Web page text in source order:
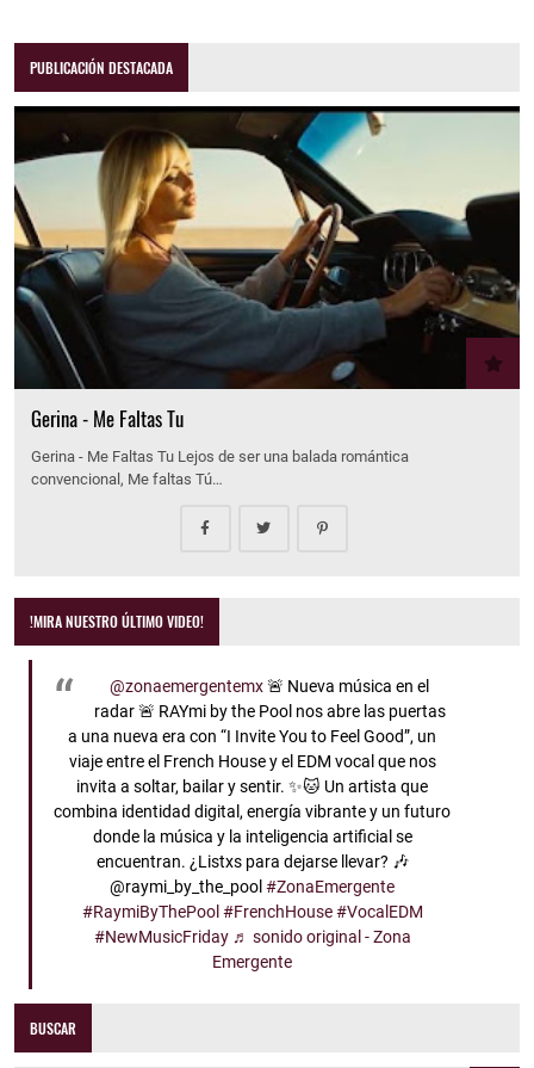
PUBLICACIÓN DESTACADA
Gerina - Me Faltas Tu
Gerina - Me Faltas Tu Lejos de ser una balada romántica
convencional, Me faltas Tú…
!MIRA NUESTRO ÚLTIMO VIDEO!
@zonaemergentemx🚨 Nueva música en el
radar 🚨 RAYmi by the Pool nos abre las puertas
a una nueva era con “I Invite You to Feel Good”, un
viaje entre el French House y el EDM vocal que nos
invita a soltar, bailar y sentir. ✨🐱 Un artista que
combina identidad digital, energía vibrante y un futuro
donde la música y la inteligencia artificial se
encuentran. ¿Listxs para dejarse llevar? 🎶
@raymi_by_the_pool#ZonaEmergente
#RaymiByThePool #FrenchHouse #VocalEDM
#NewMusicFriday ♬ sonido original - Zona
Emergente
BUSCAR